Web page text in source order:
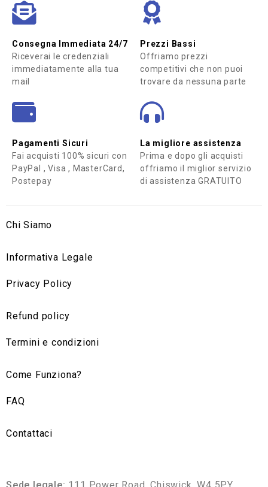
Consegna Immediata 24/7
Riceverai le credenziali
immediatamente alla tua
mail
Prezzi Bassi
Offriamo prezzi
competitivi che non puoi
trovare da nessuna parte
Pagamenti Sicuri
Fai acquisti 100% sicuri con
PayPal , Visa , MasterCard,
Postepay
La migliore assistenza
Prima e dopo gli acquisti
offriamo il miglior servizio
di assistenza GRATUITO
Chi Siamo
Informativa Legale
Privacy Policy
Refund policy
Termini e condizioni
Come Funziona?
FAQ
Contattaci
Sede legale: 111 Power Road, Chiswick, W4 5PY,